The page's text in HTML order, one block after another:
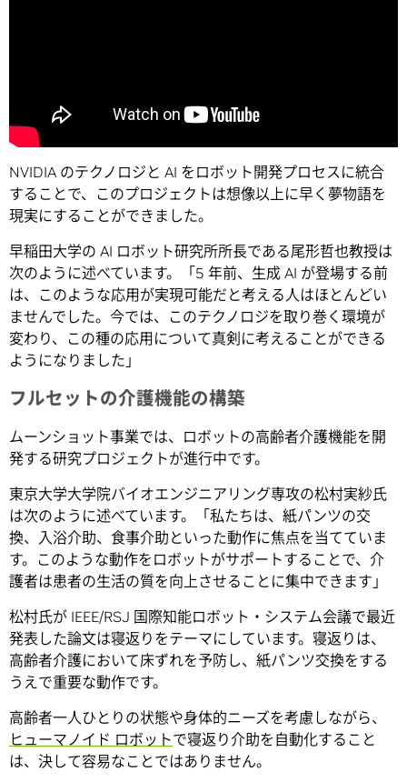
NVIDIA のテクノロジと AI をロボット開発プロセスに統合
することで、このプロジェクトは想像以上に早く夢物語を
現実にすることができました。
早稲田大学の AI ロボット研究所所長である尾形哲也教授は
次のように述べています。「5 年前、生成 AI が登場する前
は、このような応用が実現可能だと考える人はほとんどい
ませんでした。今では、このテクノロジを取り巻く環境が
変わり、この種の応用について真剣に考えることができる
ようになりました」
フルセットの介護機能の構築
ムーンショット事業では、ロボットの高齢者介護機能を開
発する研究プロジェクトが進行中です。
東京大学大学院バイオエンジニアリング専攻の松村実紗氏
は次のように述べています。「私たちは、紙パンツの交
換、入浴介助、食事介助といった動作に焦点を当てていま
す。このような動作をロボットがサポートすることで、介
護者は患者の生活の質を向上させることに集中できます」
松村氏が IEEE/RSJ 国際知能ロボット・システム会議で最近
発表した論文は寝返りをテーマにしています。寝返りは、
高齢者介護において床ずれを予防し、紙パンツ交換をする
うえで重要な動作です。
高齢者一人ひとりの状態や身体的ニーズを考慮しながら、
ヒューマノイド ロボットで寝返り介助を自動化すること
は、決して容易なことではありません。